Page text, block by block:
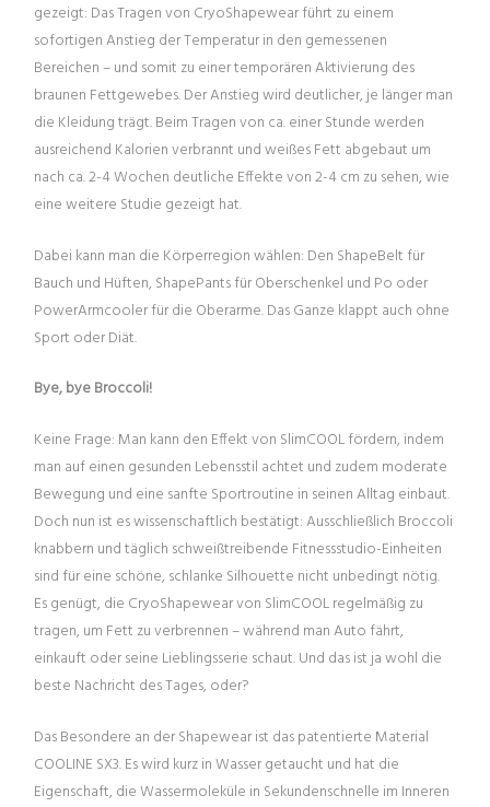
gezeigt: Das Tragen von CryoShapewear führt zu einem
sofortigen Anstieg der Temperatur in den gemessenen
Bereichen – und somit zu einer temporären Aktivierung des
braunen Fettgewebes. Der Anstieg wird deutlicher, je länger man
die Kleidung trägt. Beim Tragen von ca. einer Stunde werden
ausreichend Kalorien verbrannt und weißes Fett abgebaut um
nach ca. 2-4 Wochen deutliche Effekte von 2-4 cm zu sehen, wie
eine weitere Studie gezeigt hat.
Dabei kann man die Körperregion wählen: Den ShapeBelt für
Bauch und Hüften, ShapePants für Oberschenkel und Po oder
PowerArmcooler für die Oberarme. Das Ganze klappt auch ohne
Sport oder Diät.
Bye, bye Broccoli!
Keine Frage: Man kann den Effekt von SlimCOOL fördern, indem
man auf einen gesunden Lebensstil achtet und zudem moderate
Bewegung und eine sanfte Sportroutine in seinen Alltag einbaut.
Doch nun ist es wissenschaftlich bestätigt: Ausschließlich Broccoli
knabbern und täglich schweißtreibende Fitnessstudio-Einheiten
sind für eine schöne, schlanke Silhouette nicht unbedingt nötig.
Es genügt, die CryoShapewear von SlimCOOL regelmäßig zu
tragen, um Fett zu verbrennen – während man Auto fährt,
einkauft oder seine Lieblingsserie schaut. Und das ist ja wohl die
beste Nachricht des Tages, oder?
Das Besondere an der Shapewear ist das patentierte Material
COOLINE SX3. Es wird kurz in Wasser getaucht und hat die
Eigenschaft, die Wassermoleküle in Sekundenschnelle im Inneren